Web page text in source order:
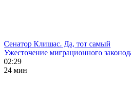
Сенатор Клишас. Да, тот самый
Ужесточение миграционного
02:29
24 мин